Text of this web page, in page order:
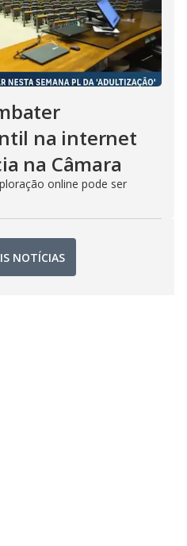
na internet
na Câmara
online pode ser
NOTÍCIAS